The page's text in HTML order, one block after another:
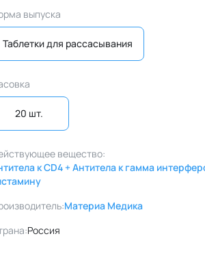
выпуска
Таблетки для рассасывания
20 шт.
вещество:
к CD4 + Антитела к гамма
Материа Медика
Россия